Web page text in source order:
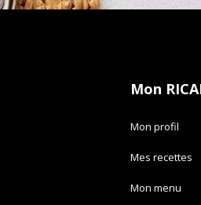
Mon
Mon profil
Mes recettes
Mon menu